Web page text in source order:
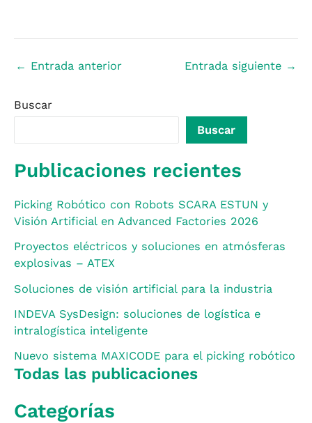
← Entrada anterior Entrada siguiente →
Buscar
Buscar
Publicaciones recientes
Picking Robótico con Robots SCARA ESTUN y
Visión Artificial en Advanced Factories 2026
Proyectos eléctricos y soluciones en atmósferas
explosivas – ATEX
Soluciones de visión artificial para la industria
INDEVA SysDesign: soluciones de logística e
intralogística inteligente
Nuevo sistema MAXICODE para el picking robótico
Todas las publicaciones
Categorías